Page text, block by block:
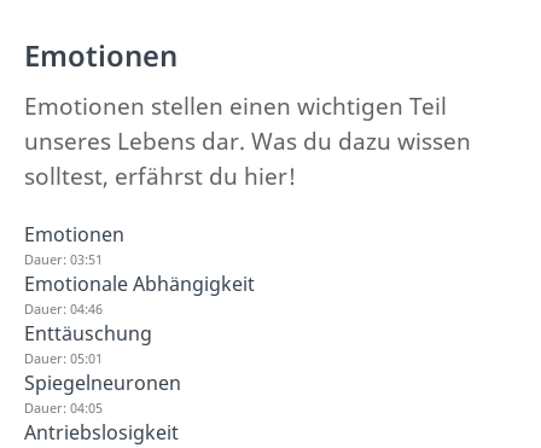
Emotionen
Emotionen stellen einen wichtigen Teil
unseres Lebens dar. Was du dazu wissen
solltest, erfährst du hier!
Emotionen
Dauer: 03:51
Emotionale Abhängigkeit
Dauer: 04:46
Enttäuschung
Dauer: 05:01
Spiegelneuronen
Dauer: 04:05
Antriebslosigkeit